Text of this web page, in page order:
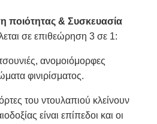
ποιότητας & Συσκευασία
σε επιθεώρηση 3 σε 1:
ανομοιόμορφες
φινιρίσματος.
του ντουλαπιού κλείνουν
είναι επίπεδοι και οι